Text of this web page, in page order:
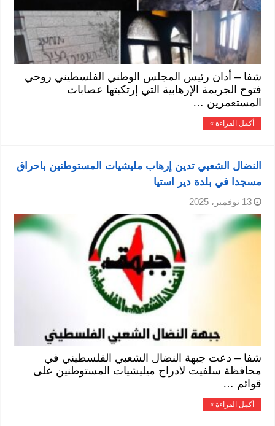
شفا – أدان رئيس المجلس الوطني الفلسطيني روحي
فتوح الجريمة الإرهابية التي إرتكبتها عصابات
المستعمرين …
أكمل القراءة »
النضال الشعبي تدين إرهاب مليشيات المستوطنين باحراق
مسجدا في بلدة دير استيا
13 نوفمبر، 2025
شفا – دعت جبهة النضال الشعبي الفلسطيني في
محافظة سلفيت لادراج ميليشيات المستوطنين على
قوائم …
أكمل القراءة »